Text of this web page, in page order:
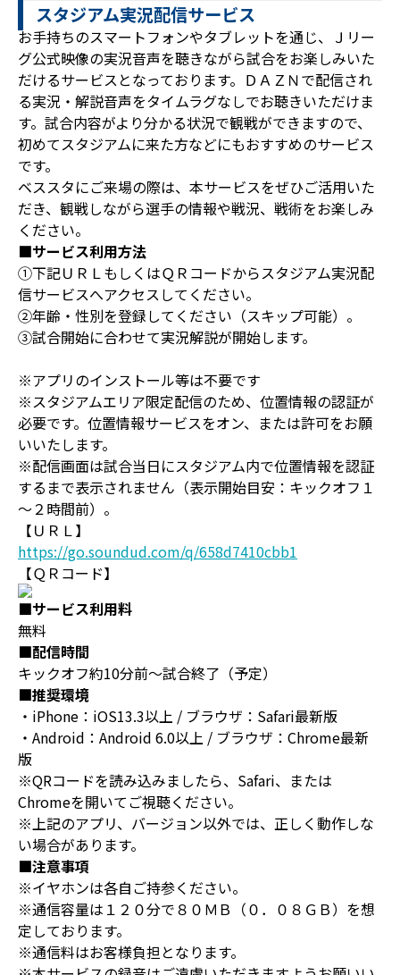
スタジアム実況配信サービス
お手持ちのスマートフォンやタブレットを通じ、Ｊリー
グ公式映像の実況音声を聴きながら試合をお楽しみいた
だけるサービスとなっております。ＤＡＺＮで配信され
る実況・解説音声をタイムラグなしでお聴きいただけま
す。試合内容がより分かる状況で観戦ができますので、
初めてスタジアムに来た方などにもおすすめのサービス
です。
ベススタにご来場の際は、本サービスをぜひご活用いた
だき、観戦しながら選手の情報や戦況、戦術をお楽しみ
ください。
■サービス利用方法
①下記ＵＲＬもしくはＱＲコードからスタジアム実況配
信サービスへアクセスしてください。
②年齢・性別を登録してください（スキップ可能）。
③試合開始に合わせて実況解説が開始します。
※アプリのインストール等は不要です
※スタジアムエリア限定配信のため、位置情報の認証が
必要です。位置情報サービスをオン、または許可をお願
いいたします。
※配信画面は試合当日にスタジアム内で位置情報を認証
するまで表示されません（表示開始目安：キックオフ１
～２時間前）。
【ＵＲＬ】
https://go.soundud.com/q/658d7410cbb1
【ＱＲコード】
■サービス利用料
無料
■配信時間
キックオフ約10分前～試合終了（予定）
■推奨環境
・iPhone：iOS13.3以上 / ブラウザ：Safari最新版
・Android：Android 6.0以上 / ブラウザ：Chrome最新
版
※QRコードを読み込みましたら、Safari、または
Chromeを開いてご視聴ください。
※上記のアプリ、バージョン以外では、正しく動作しな
い場合があります。
■注意事項
※イヤホンは各自ご持参ください。
※通信容量は１２０分で８０ＭＢ（０．０８ＧＢ）を想
定しております。
※通信料はお客様負担となります。